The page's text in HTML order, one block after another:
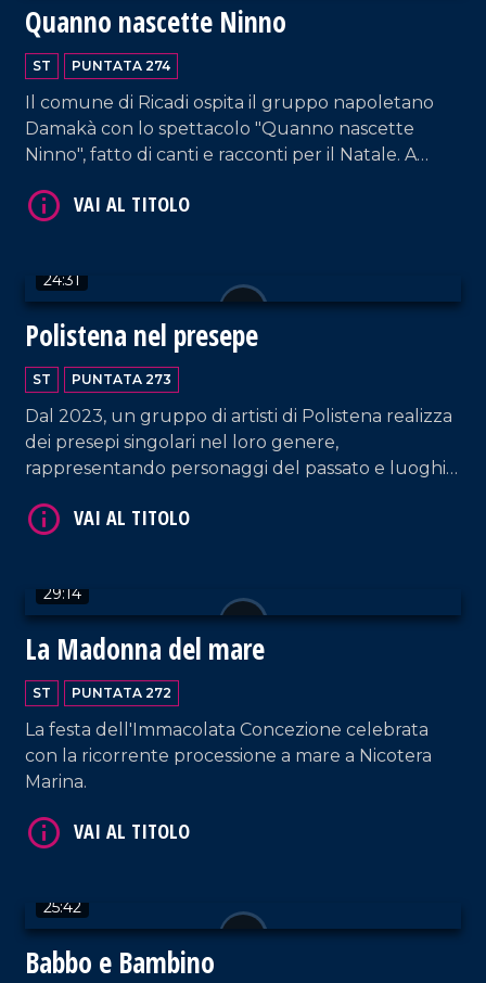
Quanno nascette Ninno
ST PUNTATA 274
Il comune di Ricadi ospita il gruppo napoletano
Damakà con lo spettacolo "Quanno nascette
Ninno", fatto di canti e racconti per il Natale. A
vivente.
24:31
Polistena nel presepe
ST PUNTATA 273
Dal 2023, un gruppo di artisti di Polistena realizza
dei presepi singolari nel loro genere,
rappresentando personaggi del passato e luoghi
29:14
La Madonna del mare
ST PUNTATA 272
La festa dell'Immacolata Concezione celebrata
con la ricorrente processione a mare a Nicotera
Marina.
25:42
Babbo e Bambino
VAI AL TITOLO
VAI AL TITOLO
VAI AL TITOLO